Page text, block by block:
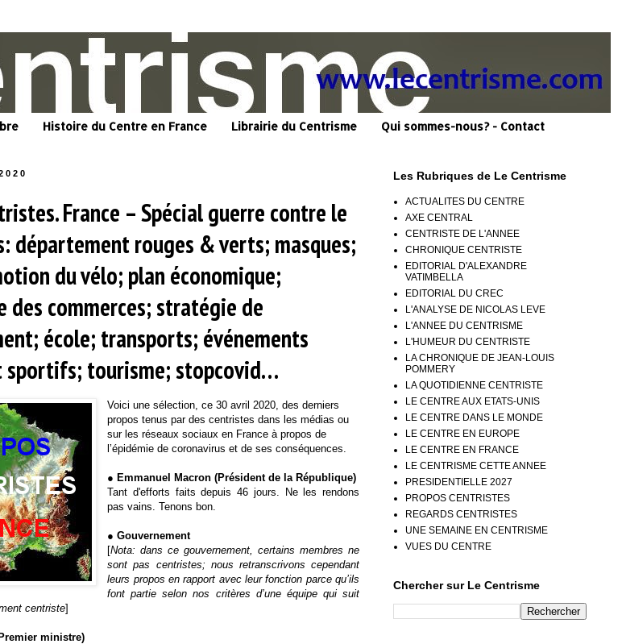
Histoire du Centre en France Librairie du Centrisme Qui sommes-nous? - Contact
France – Spécial guerre contre le
département rouges & verts; masques;
du vélo; plan économique;
des commerces; stratégie de
école; transports; événements
sportifs; tourisme; stopcovid…
Voici une sélection, ce 30 avril 2020, des derniers
propos tenus par des centristes dans les médias ou
sur les réseaux sociaux en France à propos de
l’épidémie de coronavirus et de ses conséquences.
● Emmanuel Macron (Président de la République)
Tant d'efforts faits depuis 46 jours. Ne les rendons
pas vains. Tenons bon.
● Gouvernement
[Nota: dans ce gouvernement, certains membres ne
sont pas centristes; nous retranscrivons cependant
leurs propos en rapport avec leur fonction parce qu’ils
font partie selon nos critères d’une équipe qui suit
centriste]
ministre)
Les Rubriques de Le Centrisme
ACTUALITES DU CENTRE
AXE CENTRAL
CENTRISTE DE L'ANNEE
CHRONIQUE CENTRISTE
EDITORIAL D'ALEXANDRE
VATIMBELLA
EDITORIAL DU CREC
L'ANALYSE DE NICOLAS LEVE
L'ANNEE DU CENTRISME
L'HUMEUR DU CENTRISTE
LA CHRONIQUE DE JEAN-LOUIS
POMMERY
LA QUOTIDIENNE CENTRISTE
LE CENTRE AUX ETATS-UNIS
LE CENTRE DANS LE MONDE
LE CENTRE EN EUROPE
LE CENTRE EN FRANCE
LE CENTRISME CETTE ANNEE
PRESIDENTIELLE 2027
PROPOS CENTRISTES
REGARDS CENTRISTES
UNE SEMAINE EN CENTRISME
VUES DU CENTRE
Chercher sur Le Centrisme